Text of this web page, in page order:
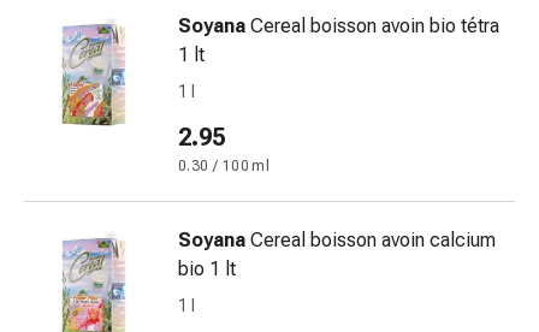
Igiene
dell'orecchio
oftalmiche
Infiammazione
oculare
Igiene
oculare
Influenza
Soyana Cereal boisson avoin bio tétra
1 lt
1 l
2.95
0.30 / 100 ml
Soyana Cereal boisson avoin calcium
bio 1 lt
1 l